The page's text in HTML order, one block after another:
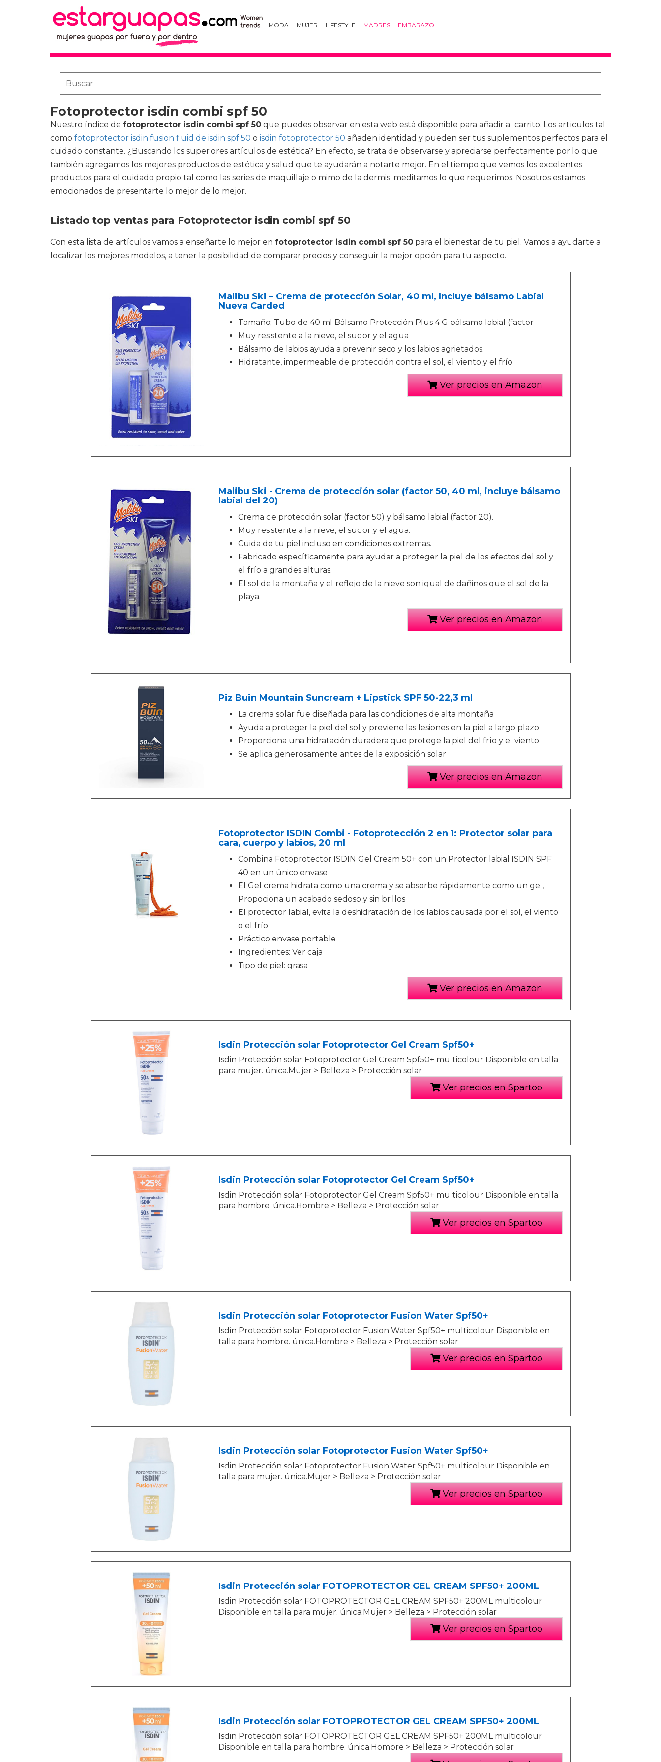
MODA MUJER LIFESTYLE MADRES EMBARAZO
Fotoprotector isdin combi spf 50
Nuestro índice de fotoprotector isdin combi spf 50 que puedes observar en esta web está disponible para añadir al carrito. Los artículos tal
como fotoprotector isdin fusion fluid de isdin spf 50 o isdin fotoprotector 50 añaden identidad y pueden ser tus suplementos perfectos para el
cuidado constante. ¿Buscando los superiores artículos de estética? En efecto, se trata de observarse y apreciarse perfectamente por lo que
también agregamos los mejores productos de estética y salud que te ayudarán a notarte mejor. En el tiempo que vemos los excelentes
productos para el cuidado propio tal como las series de maquillaje o mimo de la dermis, meditamos lo que requerimos. Nosotros estamos
emocionados de presentarte lo mejor de lo mejor.
Listado top ventas para Fotoprotector isdin combi spf 50
Con esta lista de artículos vamos a enseñarte lo mejor en fotoprotector isdin combi spf 50 para el bienestar de tu piel. Vamos a ayudarte a
localizar los mejores modelos, a tener la posibilidad de comparar precios y conseguir la mejor opción para tu aspecto.
Malibu Ski – Crema de protección Solar, 40 ml, Incluye bálsamo Labial
Nueva Carded
Tamaño; Tubo de 40 ml Bálsamo Protección Plus 4 G bálsamo labial (factor
Muy resistente a la nieve, el sudor y el agua
Bálsamo de labios ayuda a prevenir seco y los labios agrietados.
Hidratante, impermeable de protección contra el sol, el viento y el frío
Ver precios en Amazon
Malibu Ski - Crema de protección solar (factor 50, 40 ml, incluye bálsamo
labial del 20)
Crema de protección solar (factor 50) y bálsamo labial (factor 20).
Muy resistente a la nieve, el sudor y el agua.
Cuida de tu piel incluso en condiciones extremas.
Fabricado específicamente para ayudar a proteger la piel de los efectos del sol y
el frío a grandes alturas.
El sol de la montaña y el reflejo de la nieve son igual de dañinos que el sol de la
playa.
Ver precios en Amazon
Piz Buin Mountain Suncream + Lipstick SPF 50-22,3 ml
La crema solar fue diseñada para las condiciones de alta montaña
Ayuda a proteger la piel del sol y previene las lesiones en la piel a largo plazo
Proporciona una hidratación duradera que protege la piel del frío y el viento
Se aplica generosamente antes de la exposición solar
Ver precios en Amazon
Fotoprotector ISDIN Combi - Fotoprotección 2 en 1: Protector solar para
cara, cuerpo y labios, 20 ml
Combina Fotoprotector ISDIN Gel Cream 50+ con un Protector labial ISDIN SPF
40 en un único envase
El Gel crema hidrata como una crema y se absorbe rápidamente como un gel,
Propociona un acabado sedoso y sin brillos
El protector labial, evita la deshidratación de los labios causada por el sol, el viento
o el frío
Práctico envase portable
Ingredientes: Ver caja
Tipo de piel: grasa
Ver precios en Amazon
Isdin Protección solar Fotoprotector Gel Cream Spf50+
Isdin Protección solar Fotoprotector Gel Cream Spf50+ multicolour Disponible en talla
para mujer. única.Mujer > Belleza > Protección solar
Ver precios en Spartoo
Isdin Protección solar Fotoprotector Gel Cream Spf50+
Isdin Protección solar Fotoprotector Gel Cream Spf50+ multicolour Disponible en talla
para hombre. única.Hombre > Belleza > Protección solar
Ver precios en Spartoo
Isdin Protección solar Fotoprotector Fusion Water Spf50+
Isdin Protección solar Fotoprotector Fusion Water Spf50+ multicolour Disponible en
talla para hombre. única.Hombre > Belleza > Protección solar
Ver precios en Spartoo
Isdin Protección solar Fotoprotector Fusion Water Spf50+
Isdin Protección solar Fotoprotector Fusion Water Spf50+ multicolour Disponible en
talla para mujer. única.Mujer > Belleza > Protección solar
Ver precios en Spartoo
Isdin Protección solar FOTOPROTECTOR GEL CREAM SPF50+ 200ML
Isdin Protección solar FOTOPROTECTOR GEL CREAM SPF50+ 200ML multicolour
Disponible en talla para mujer. única.Mujer > Belleza > Protección solar
Ver precios en Spartoo
Isdin Protección solar FOTOPROTECTOR GEL CREAM SPF50+ 200ML
Isdin Protección solar FOTOPROTECTOR GEL CREAM SPF50+ 200ML multicolour
Disponible en talla para hombre. única.Hombre > Belleza > Protección solar